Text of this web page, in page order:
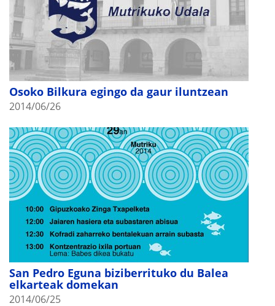
Osoko Bilkura egingo da gaur iluntzean
2014/06/26
San Pedro Eguna biziberrituko du Balea
elkarteak domekan
2014/06/25